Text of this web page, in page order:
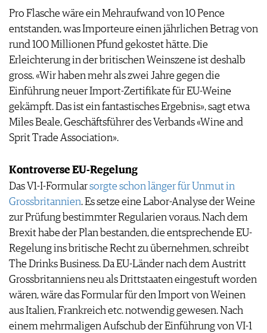
AGB & DATENSCHUTZ
FAQ
Pro Flasche wäre ein Mehraufwand von 10 Pence
entstanden, was Importeure einen jährlichen Betrag von
rund 100 Millionen Pfund gekostet hätte. Die
Erleichterung in der britischen Weinszene ist deshalb
gross. «Wir haben mehr als zwei Jahre gegen die
Einführung neuer Import-Zertifikate für EU-Weine
gekämpft. Das ist ein fantastisches Ergebnis», sagt etwa
Miles Beale, Geschäftsführer des Verbands «Wine and
Sprit Trade Association».
Kontroverse EU-Regelung
Das V1-I-Formularsorgte schon länger für Unmut in
Grossbritannien. Es setze eine Labor-Analyse der Weine
zur Prüfung bestimmter Regularien voraus. Nach dem
Brexit habe der Plan bestanden, die entsprechende EU-
Regelung ins britische Recht zu übernehmen, schreibt
The Drinks Business. Da EU-Länder nach dem Austritt
Grossbritanniens neu als Drittstaaten eingestuft worden
wären, wäre das Formular für den Import von Weinen
aus Italien, Frankreich etc. notwendig gewesen. Nach
einem mehrmaligen Aufschub der Einführung von VI-1